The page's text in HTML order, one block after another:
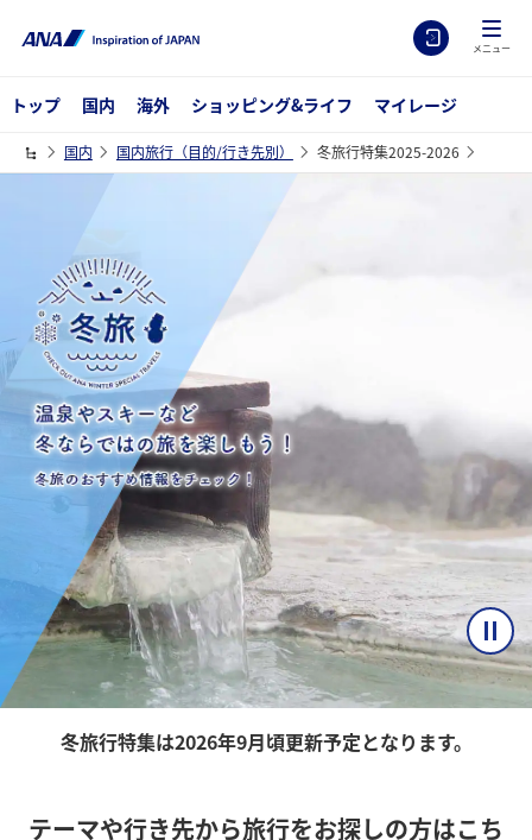
メニュー
トップ 国内 海外 ショッピング&ライフ マイレージ
国内 国内旅行（目的/行き先別） 冬旅行特集2025-2026
冬旅行特集は2026年9月頃更新予定となります。
テーマや行き先から旅行をお探しの方はこち